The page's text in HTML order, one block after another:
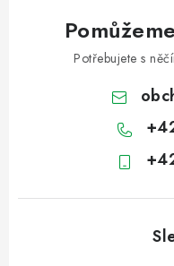
Potřebujete s